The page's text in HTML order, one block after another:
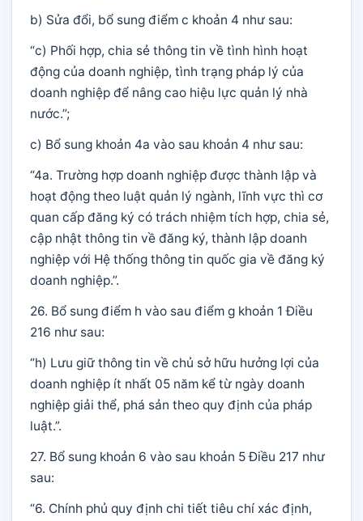
b) Sửa đổi, bổ sung điểm c khoản 4 như sau:
“c) Phối hợp, chia sẻ thông tin về tình hình hoạt
động của doanh nghiệp, tình trạng pháp lý của
doanh nghiệp để nâng cao hiệu lực quản lý nhà
nước.”;
c) Bổ sung khoản 4a vào sau khoản 4 như sau:
“4a. Trường hợp doanh nghiệp được thành lập và
hoạt động theo luật quản lý ngành, lĩnh vực thì cơ
quan cấp đăng ký có trách nhiệm tích hợp, chia sẻ,
cập nhật thông tin về đăng ký, thành lập doanh
nghiệp với Hệ thống thông tin quốc gia về đăng ký
doanh nghiệp.”.
26. Bổ sung điểm h vào sau điểm g khoản 1 Điều
216 như sau:
“h) Lưu giữ thông tin về chủ sở hữu hưởng lợi của
doanh nghiệp ít nhất 05 năm kể từ ngày doanh
nghiệp giải thể, phá sản theo quy định của pháp
luật.”.
27. Bổ sung khoản 6 vào sau khoản 5 Điều 217 như
sau:
“6. Chính phủ quy định chi tiết tiêu chí xác định,